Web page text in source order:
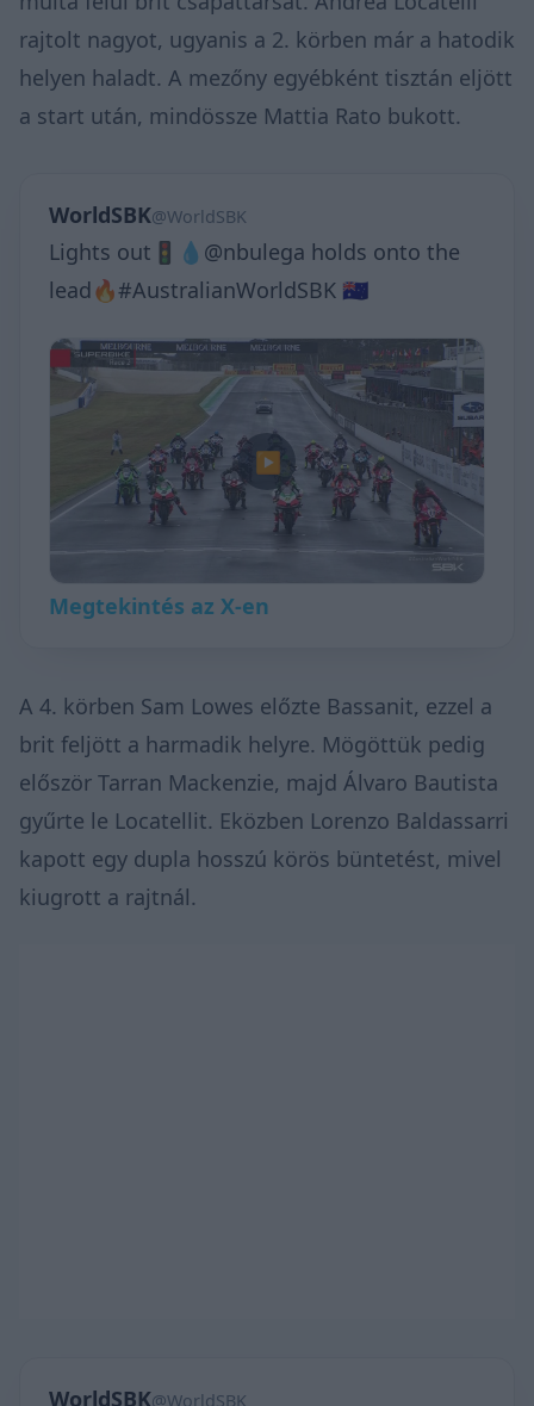
rajtolt nagyot, ugyanis a 2. körben már a hatodik
helyen haladt. A mezőny egyébként tisztán eljött
a start után, mindössze Mattia Rato bukott.
WorldSBK@WorldSBK
Lights out🚦💧@nbulega holds onto the
lead🔥#AustralianWorldSBK 🇦🇺
▶
Megtekintés az X-en
A 4. körben Sam Lowes előzte Bassanit, ezzel a
brit feljött a harmadik helyre. Mögöttük pedig
először Tarran Mackenzie, majd Álvaro Bautista
gyűrte le Locatellit. Eközben Lorenzo Baldassarri
kapott egy dupla hosszú körös büntetést, mivel
kiugrott a rajtnál.
WorldSBK@WorldSBK